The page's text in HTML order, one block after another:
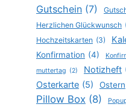
Gutschein (7)
Herzlichen Glückwunsch
Hochzeitskarten (3)
Konfirmation (4)
muttertag (2) Notizheft
Osterkarte (5) Ostern
Pillow Box (8)